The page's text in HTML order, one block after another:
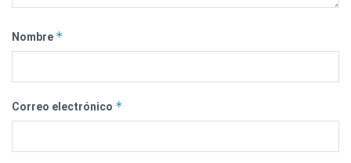
Nombre *
Correo electrónico *